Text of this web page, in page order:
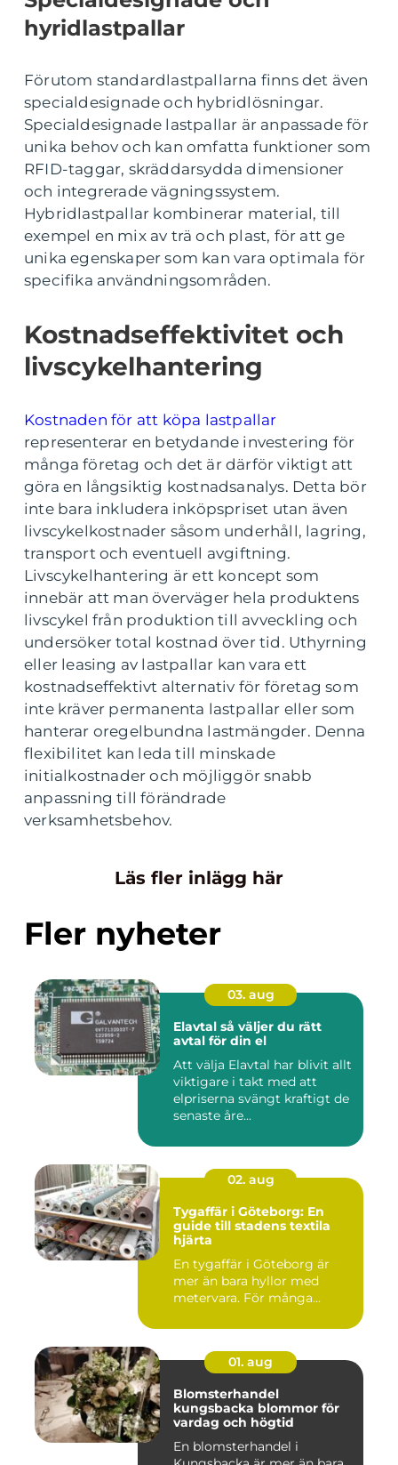
hyridlastpallar
Förutom standardlastpallarna finns det även
specialdesignade och hybridlösningar.
Specialdesignade lastpallar är anpassade för
unika behov och kan omfatta funktioner som
RFID-taggar, skräddarsydda dimensioner
och integrerade vägningssystem.
Hybridlastpallar kombinerar material, till
exempel en mix av trä och plast, för att ge
unika egenskaper som kan vara optimala för
specifika användningsområden.
Kostnadseffektivitet och
livscykelhantering
Kostnaden för att köpa lastpallar
representerar en betydande investering för
många företag och det är därför viktigt att
göra en långsiktig kostnadsanalys. Detta bör
inte bara inkludera inköpspriset utan även
livscykelkostnader såsom underhåll, lagring,
transport och eventuell avgiftning.
Livscykelhantering är ett koncept som
innebär att man överväger hela produktens
livscykel från produktion till avveckling och
undersöker total kostnad över tid. Uthyrning
eller leasing av lastpallar kan vara ett
kostnadseffektivt alternativ för företag som
inte kräver permanenta lastpallar eller som
hanterar oregelbundna lastmängder. Denna
flexibilitet kan leda till minskade
initialkostnader och möjliggör snabb
anpassning till förändrade
verksamhetsbehov.
Läs fler inlägg här
Fler nyheter
03. aug
Elavtal så väljer du rätt
avtal för din el
Att välja Elavtal har blivit allt
viktigare i takt med att
elpriserna svängt kraftigt de
senaste åre...
02. aug
Tygaffär i Göteborg: En
guide till stadens textila
hjärta
En tygaffär i Göteborg är
mer än bara hyllor med
metervara. För många...
01. aug
Blomsterhandel
kungsbacka blommor för
vardag och högtid
En blomsterhandel i